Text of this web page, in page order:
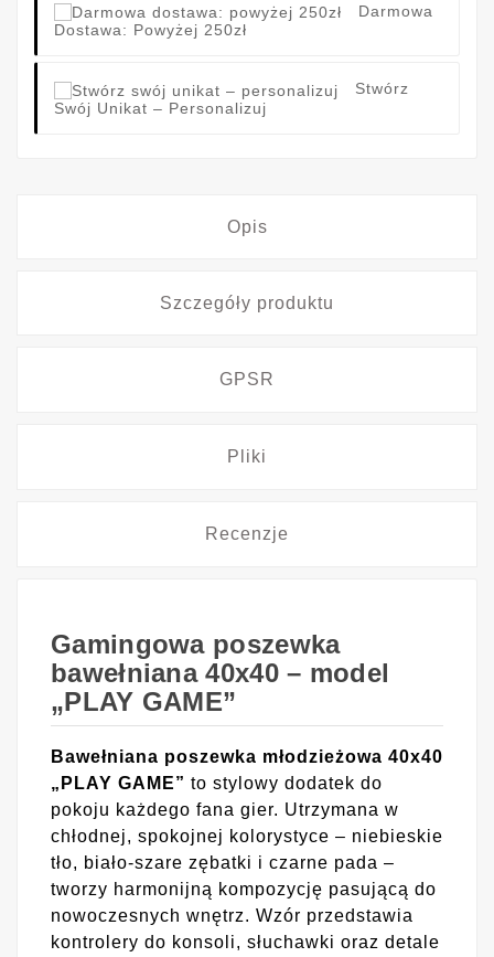
Darmowa
Dostawa: Powyżej 250zł
Stwórz
Swój Unikat – Personalizuj
Opis
Szczegóły produktu
GPSR
Pliki
Recenzje
Gamingowa poszewka
bawełniana 40x40 – model
„PLAY GAME”
Bawełniana poszewka młodzieżowa 40x40
„PLAY GAME” to stylowy dodatek do
pokoju każdego fana gier. Utrzymana w
chłodnej, spokojnej kolorystyce – niebieskie
tło, biało-szare zębatki i czarne pada –
tworzy harmonijną kompozycję pasującą do
nowoczesnych wnętrz. Wzór przedstawia
kontrolery do konsoli, słuchawki oraz detale